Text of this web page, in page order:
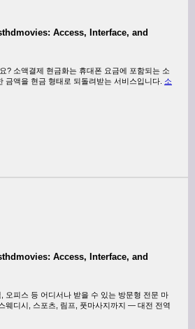
Access, Interface, and
? 소액결제 현금화는 휴대폰 요금에 포함되는 소
금액을 현금 형태로 되돌려받는 서비스입니다. 소
Access, Interface, and
오피스 등 어디서나 받을 수 있는 방문형 전문 마
웨디시, 스포츠, 림프, 풋마사지까지 — 대전 전역